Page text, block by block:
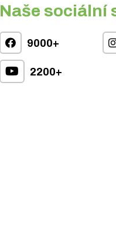
Naše sociální
9000+
2200+